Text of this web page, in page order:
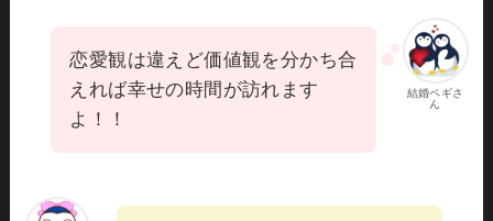
結婚ペギさ
ん
恋愛観は違えど価値観を分かち合
えれば幸せの時間が訪れます
よ！！